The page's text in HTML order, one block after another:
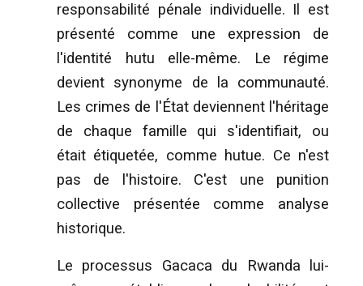
responsabilité pénale individuelle. Il est
présenté comme une expression de
l'identité hutu elle-même. Le régime
devient synonyme de la communauté.
Les crimes de l'État deviennent l'héritage
de chaque famille qui s'identifiait, ou
était étiquetée, comme hutue. Ce n'est
pas de l'histoire. C'est une punition
collective présentée comme analyse
historique.
Le processus Gacaca du Rwanda lui-